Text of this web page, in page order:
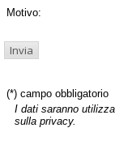
Motivo:
(*) campo obbligatorio
I dati saranno
sulla privacy.